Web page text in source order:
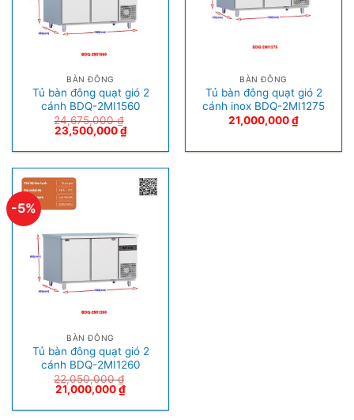
BÀN ĐÔNG
Tủ bàn đông quạt gió 2
cánh BDQ-2MI1560
24,675,000₫
23,500,000₫
BÀN ĐÔNG
Tủ bàn đông quạt gió 2
cánh inox BDQ-2MI1275
21,000,000₫
-5%
BÀN ĐÔNG
Tủ bàn đông quạt gió 2
cánh BDQ-2MI1260
22,050,000₫
21,000,000₫